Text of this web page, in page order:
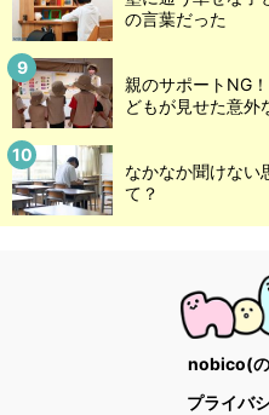
の言葉だった
親のサポートNG
どもが見せた意外
なかなか聞けない
て？
nobico(
プライバ